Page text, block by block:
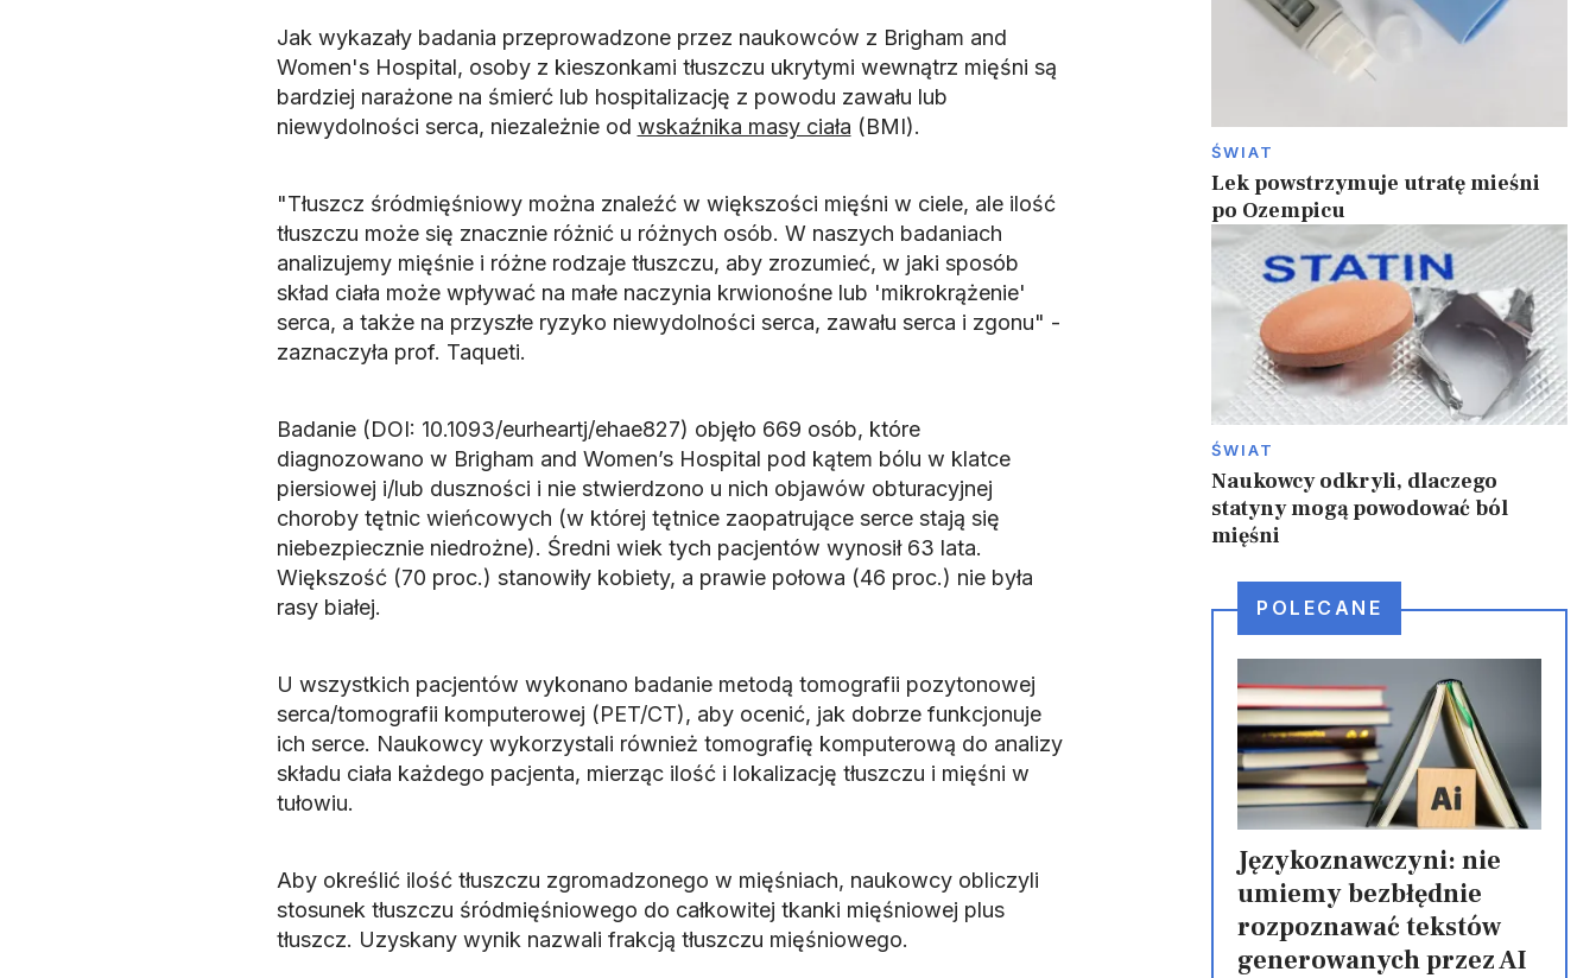
Jak wykazały badania przeprowadzone przez naukowców z Brigham and
Women's Hospital, osoby z kieszonkami tłuszczu ukrytymi wewnątrz mięśni są
bardziej narażone na śmierć lub hospitalizację z powodu zawału lub
niewydolności serca, niezależnie od wskaźnika masy ciała (BMI).
"Tłuszcz śródmięśniowy można znaleźć w większości mięśni w ciele, ale ilość
tłuszczu może się znacznie różnić u różnych osób. W naszych badaniach
analizujemy mięśnie i różne rodzaje tłuszczu, aby zrozumieć, w jaki sposób
skład ciała może wpływać na małe naczynia krwionośne lub 'mikrokrążenie'
serca, a także na przyszłe ryzyko niewydolności serca, zawału serca i zgonu" -
zaznaczyła prof. Taqueti.
Badanie (DOI: 10.1093/eurheartj/ehae827) objęło 669 osób, które
diagnozowano w Brigham and Women’s Hospital pod kątem bólu w klatce
piersiowej i/lub duszności i nie stwierdzono u nich objawów obturacyjnej
choroby tętnic wieńcowych (w której tętnice zaopatrujące serce stają się
niebezpiecznie niedrożne). Średni wiek tych pacjentów wynosił 63 lata.
Większość (70 proc.) stanowiły kobiety, a prawie połowa (46 proc.) nie była
rasy białej.
U wszystkich pacjentów wykonano badanie metodą tomografii pozytonowej
serca/tomografii komputerowej (PET/CT), aby ocenić, jak dobrze funkcjonuje
ich serce. Naukowcy wykorzystali również tomografię komputerową do analizy
składu ciała każdego pacjenta, mierząc ilość i lokalizację tłuszczu i mięśni w
tułowiu.
Aby określić ilość tłuszczu zgromadzonego w mięśniach, naukowcy obliczyli
stosunek tłuszczu śródmięśniowego do całkowitej tkanki mięśniowej plus
tłuszcz. Uzyskany wynik nazwali frakcją tłuszczu mięśniowego.
ŚWIAT
Lek powstrzymuje utratę mieśni
po Ozempicu
ŚWIAT
Naukowcy odkryli, dlaczego
statyny mogą powodować ból
mięśni
POLECANE
Językoznawczyni: nie
umiemy bezbłędnie
rozpoznawać tekstów
generowanych przez AI